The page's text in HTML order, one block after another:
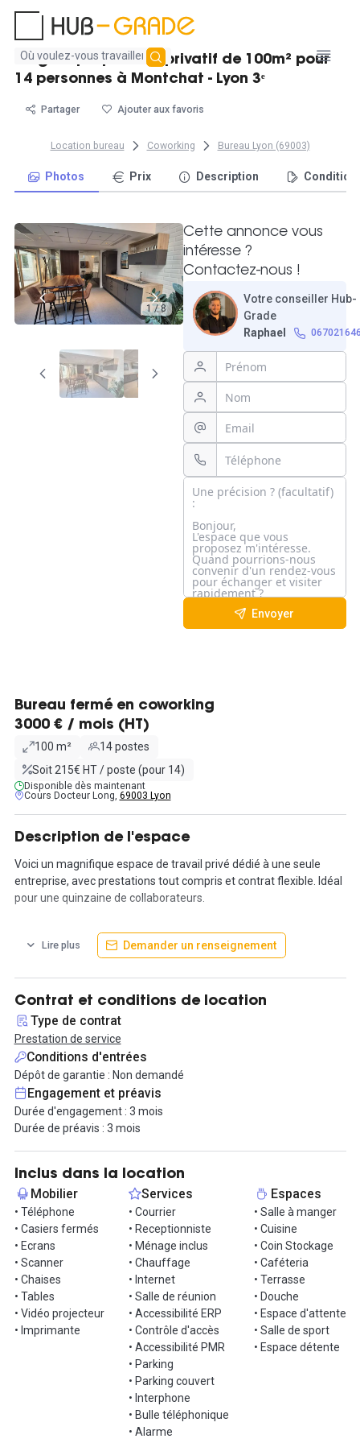
Aucun
résultat
trouvé
Magnifique plateau privatif de 100m² pour
14 personnes à Montchat - Lyon 3ᵉ
Partager Ajouter aux favoris
Location bureau Coworking Bureau Lyon (69003)
Photos Prix Description
1 / 8
Cette annonce vous
intéresse ?
Contactez-nous !
Votre conseiller Hub-
Grade
Raphael
Envoyer
Bureau fermé en coworking
3000 € / mois (HT)
100 m²
14 postes
Soit 215€ HT / poste (pour 14)
Disponible dès maintenant
Cours Docteur Long, 69003 Lyon
Description de l'espace
Voici un magnifique espace de travail privé dédié à une seule
entreprise, avec prestations tout compris et contrat flexible. Idéal
pour une quinzaine de collaborateurs.
Les avantages d’une formule clés en main inspirée du coworking :
- Vous partagez les espaces communs (cuisine, terrasse, salle de
travail privé et confidentiel.
- 100m² et 5 pièces jusqu’à 14 personnes
- Aménagement sur mesure
- Tout inclus dans un seul contrat flexible avec 3 mois de préavis
L’espace de 100m² propose 5 pièces différentes jusqu’à 14
personnes :
- Un grand espace commun, avec kitchenette et terrasse
privative
- Une mezzanine open space
- Un grand bureau ou salle de réunion de 16m²
- Deux autres bureaux ou salles de réunion de 12m²
Le coworking se situe dans le quartier de Montchat, avec les
transports et les commodités au pied de l’immeuble (la Poste,
boulangerie, traiteur, restaurants…).
Le coworking propose aussi des salles de réunion équipées
(visio...) de 6 à 12 personnes et des call boxes. Tout est compris
(wifi, café, thé, ménage, climatisation, accès 24/7...) pour une
installation immédiate et facile.
Garages privatifs disponibles, ou stationnement gratuit dans le
quartier (accès rapide par le périphérique).
En transports en commun : Tramway T3 arrêt « reconnaissance
Lire plus Demander un renseignement
Contrat et conditions de location
Type de contrat
Prestation de service
Conditions d'entrées
Dépôt de garantie : Non demandé
Engagement et préavis
Durée d'engagement : 3 mois
Durée de préavis : 3 mois
Inclus dans la location
Mobilier
• Téléphone
• Casiers fermés
• Ecrans
• Scanner
• Chaises
• Tables
• Vidéo projecteur
• Imprimante
Services
• Courrier
• Receptionniste
• Ménage inclus
• Chauffage
• Internet
• Salle de réunion
• Accessibilité ERP
• Contrôle d'accès
• Accessibilité PMR
• Parking
• Parking couvert
• Interphone
• Bulle téléphonique
• Alarme
Espaces
• Salle à manger
• Cuisine
• Coin Stockage
• Caféteria
• Terrasse
• Douche
• Espace d'attente
• Salle de sport
• Espace détente